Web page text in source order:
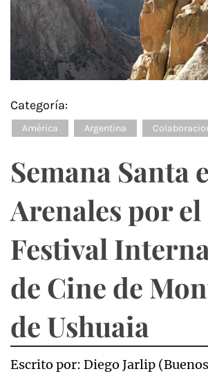
Categoría:
América Argentina
Semana Santa
Arenales por el
Festival
de Cine de
de Ushuaia
Escrito por: Diego Jarlip